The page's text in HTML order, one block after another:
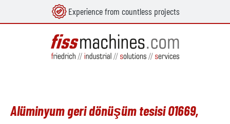
Experience from countless projects
Alüminyum geri dönüşüm tesisi O1669,